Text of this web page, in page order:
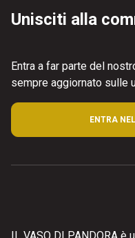
Unisciti alla
Entra a far parte del
sempre aggiornato sulle
ENTRA